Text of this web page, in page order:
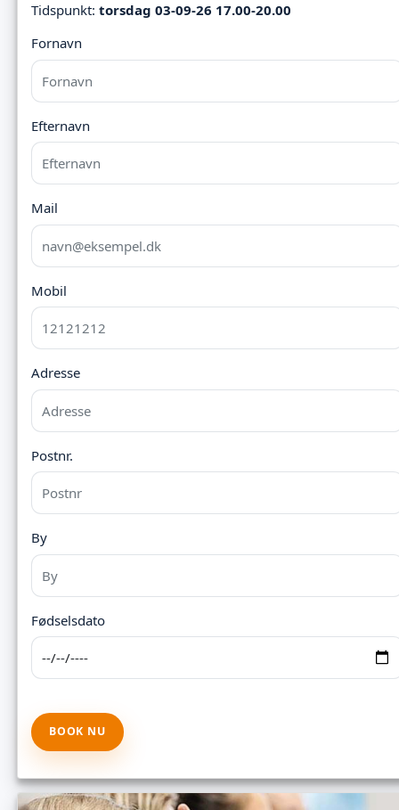
Tidspunkt: torsdag 03-09-26 17.00-20.00
Fornavn
Efternavn
Mail
Mobil
Adresse
Postnr.
By
Fødselsdato
BOOK NU